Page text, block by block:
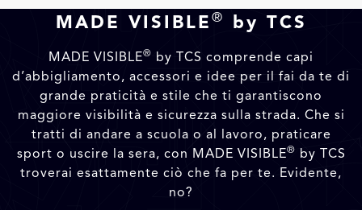
MADE VISIBLE ® by TCS
MADE VISIBLE® by TCS comprende capi
d’abbigliamento, accessori e idee per il fai da te di
grande praticità e stile che ti garantiscono
maggiore visibilità e sicurezza sulla strada. Che si
tratti di andare a scuola o al lavoro, praticare
sport o uscire la sera, con MADE VISIBLE® by TCS
troverai esattamente ciò che fa per te. Evidente,
no?